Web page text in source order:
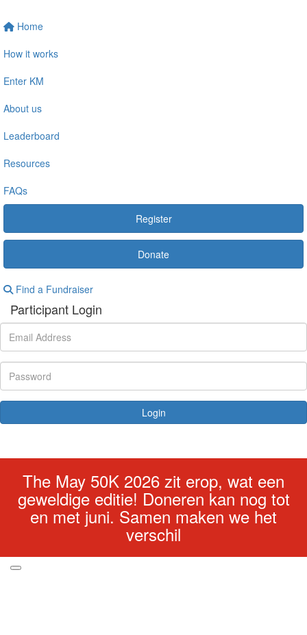
Home
How it works
Enter KM
About us
Leaderboard
Resources
FAQs
Register
Donate
Find a Fundraiser
Participant Login
Login
The May 50K 2026 zit erop, wat een
geweldige editie! Doneren kan nog tot
en met juni. Samen maken we het
verschil